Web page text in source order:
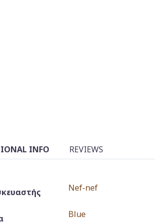
INFO REVIEWS
Nef-nef
Blue